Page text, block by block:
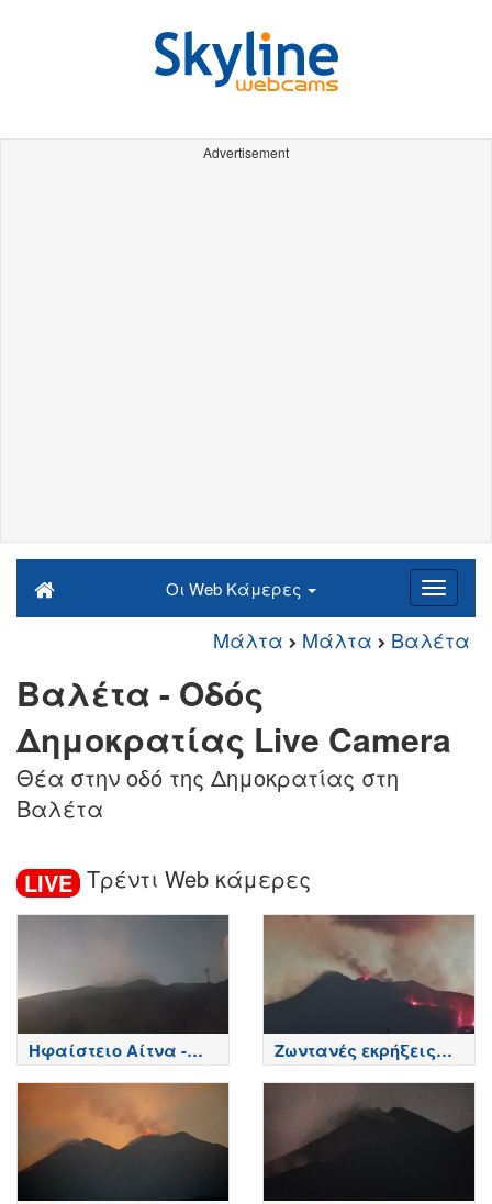
Advertisement
Οι Web Κάμερες
Μάλτα Μάλτα Βαλέτα
Βαλέτα - Οδός
Δημοκρατίας Live Camera
Θέα στην οδό της Δημοκρατίας στη
Βαλέτα
LIVE Τρέντι Web κάμερες
Ηφαίστειο Αίτνα -
Κορυφή κρατήρων,
Ζωντανές εκρήξεις
της Αίτνας